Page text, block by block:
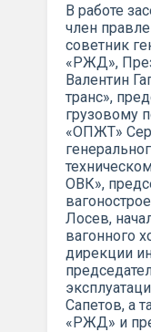
В работе
член
советник
«РЖД»,
Валентин
транс»,
грузовому
«ОПЖТ»
ОВК»,
Лосев,
вагонного
дирекции
Сапетов, а
«РЖД» и